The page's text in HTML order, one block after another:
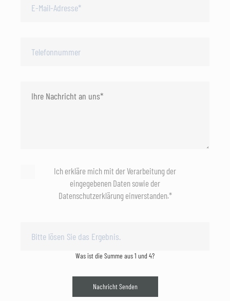
Ich erkläre mich mit der Verarbeitung der
eingegebenen Daten sowie der
Datenschutzerklärung einverstanden.*
Was ist die Summe aus 1 und 4?
Nachricht Senden